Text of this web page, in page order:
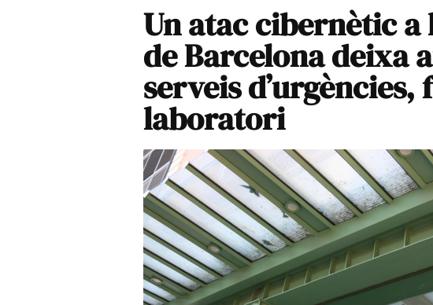
Un atac cibernètic a
de Barcelona deixa
serveis
laboratori